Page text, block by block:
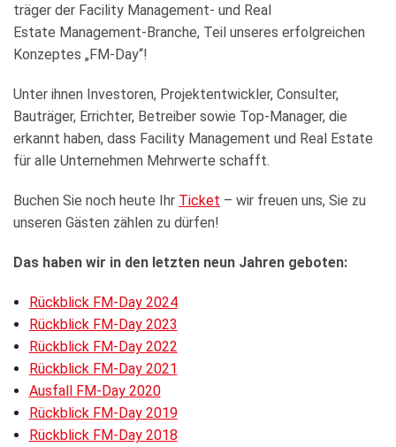
träger der Facility Management- und Real
Estate Management-Branche, Teil unseres erfolgreichen
Konzeptes „FM-Day“!
Unter ihnen Investoren, Projektentwickler, Consulter,
Bauträger, Errichter, Betreiber sowie Top-Manager, die
erkannt haben, dass Facility Management und Real Estate
für alle Unternehmen Mehrwerte schafft.
Buchen Sie noch heute Ihr Ticket – wir freuen uns, Sie zu
unseren Gästen zählen zu dürfen!
Das haben wir in den letzten neun Jahren geboten:
Rückblick FM-Day 2024
Rückblick FM-Day 2023
Rückblick FM-Day 2022
Rückblick FM-Day 2021
Ausfall FM-Day 2020
Rückblick FM-Day 2019
Rückblick FM-Day 2018